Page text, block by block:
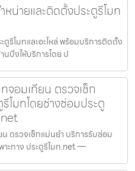
น่ายและติดตั้งประตูรีโมท
รีโมทและอะไหล่ พร้อมบริการติดตั้ง
บึงให้บริการโดย ป
จอมเทียน ตรวจเช็ก
โมทโดยช่างซ่อมประตู
ตรวจเช็กแม่นยำ บริการรับซ่อม
าะทาง ประตูรีโมท.net —